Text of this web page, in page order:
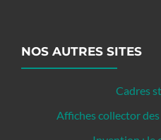
NOS AUTRES SITES
Cadres
Affiches collector